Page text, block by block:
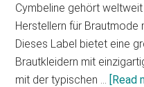
Cymbeline gehört
Herstellern für Brautmode
Dieses Label bietet eine
Brautkleidern mit
mit der typischen … [Read